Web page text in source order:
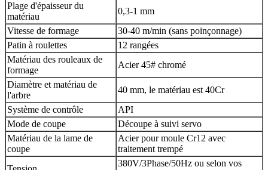
Plage d'épaisseur du
matériau
0,3-1 mm
Vitesse de formage
30-40 m/min (sans poinçonnage)
Patin à roulettes
12 rangées
Matériau des rouleaux de
formage
Acier 45# chromé
Diamètre et matériau de
l'arbre
40 mm, le matériau est 40Cr
Système de contrôle
API
Mode de coupe
Découpe à suivi servo
Matériau de la lame de
coupe
Acier pour moule Cr12 avec
traitement trempé
380V/3Phase/50Hz ou selon vos